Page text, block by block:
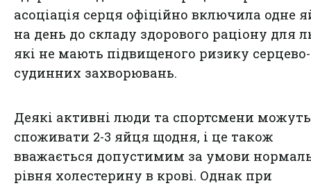
асоціація серця офіційно включила одне
на день до складу здорового раціону для
які не мають підвищеного ризику серцево-
судинних захворювань.
Деякі активні люди та спортсмени можуть
споживати 2-3 яйця щодня, і це також
вважається допустимим за умови
рівня холестерину в крові. Однак при